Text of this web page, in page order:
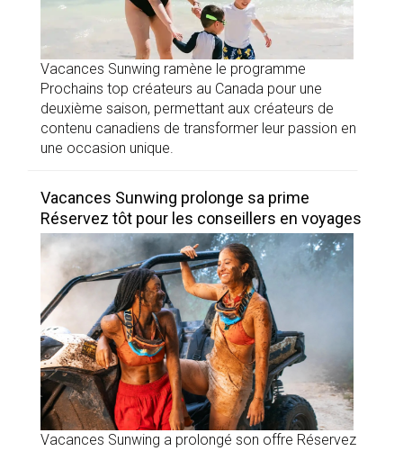
Vacances Sunwing ramène le programme
Prochains top créateurs au Canada pour une
deuxième saison, permettant aux créateurs de
contenu canadiens de transformer leur passion en
une occasion unique.
Vacances Sunwing prolonge sa prime
Réservez tôt pour les conseillers en voyages
Vacances Sunwing a prolongé son offre Réservez